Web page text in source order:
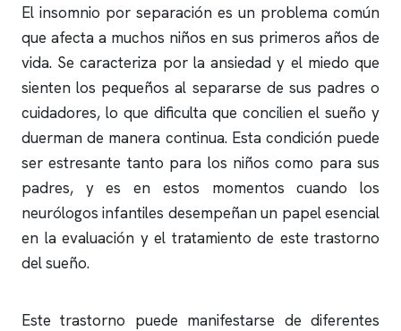
El insomnio por separación es un problema común
que afecta a muchos niños en sus primeros años de
vida. Se caracteriza por la ansiedad y el miedo que
sienten los pequeños al separarse de sus padres o
cuidadores, lo que dificulta que concilien el sueño y
duerman de manera continua. Esta condición puede
ser estresante tanto para los niños como para sus
padres, y es en estos momentos cuando los
neurólogos infantiles desempeñan un papel esencial
en la evaluación y el tratamiento de este trastorno
del sueño.
Este trastorno puede manifestarse de diferentes